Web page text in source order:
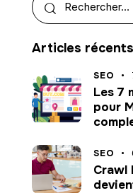
Articles récents
SEO
Les 7
pour
SEO
Crawl